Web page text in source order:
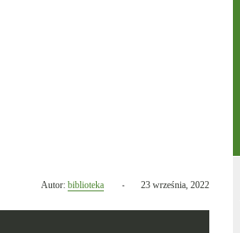
Autor: bibliotekaOpublikowano
dniu
23 września, 2022